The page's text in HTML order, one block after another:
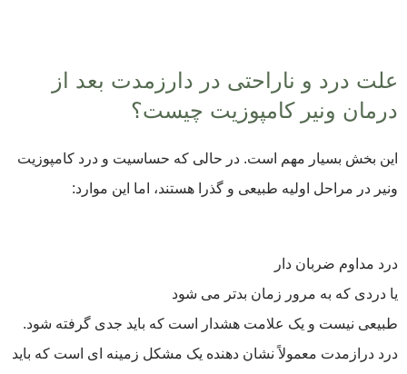
علت درد و ناراحتی در دارزمدت بعد از
درمان ونیر کامپوزیت چیست؟
این بخش بسیار مهم است. در حالی که حساسیت و درد کامپوزیت
ونیر در مراحل اولیه طبیعی و گذرا هستند، اما این موارد:
درد مداوم ضربان دار
یا دردی که به مرور زمان بدتر می شود
طبیعی نیست و یک علامت هشدار است که باید جدی گرفته شود.
درد درازمدت معمولاً نشان دهنده یک مشکل زمینه ای است که باید